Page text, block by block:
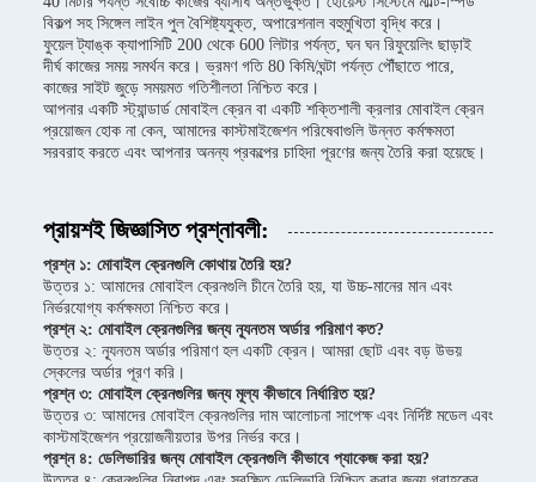
বিকল্প সহ সিঙ্গেল লাইন পুল বৈশিষ্ট্যযুক্ত, অপারেশনাল বহুমুখিতা বৃদ্ধি করে।
ফুয়েল ট্যাঙ্ক ক্যাপাসিটি 200 থেকে 600 লিটার পর্যন্ত, ঘন ঘন রিফুয়েলিং ছাড়াই
দীর্ঘ কাজের সময় সমর্থন করে। ভ্রমণ গতি 80 কিমি/ঘন্টা পর্যন্ত পৌঁছাতে পারে,
কাজের সাইট জুড়ে সময়মত গতিশীলতা নিশ্চিত করে।
আপনার একটি স্ট্যান্ডার্ড মোবাইল ক্রেন বা একটি শক্তিশালী ক্রলার মোবাইল ক্রেন
প্রয়োজন হোক না কেন, আমাদের কাস্টমাইজেশন পরিষেবাগুলি উন্নত কর্মক্ষমতা
সরবরাহ করতে এবং আপনার অনন্য প্রকল্পের চাহিদা পূরণের জন্য তৈরি করা হয়েছে।
প্রায়শই জিজ্ঞাসিত প্রশ্নাবলী:
প্রশ্ন ১: মোবাইল ক্রেনগুলি কোথায় তৈরি হয়?
উত্তর ১: আমাদের মোবাইল ক্রেনগুলি চীনে তৈরি হয়, যা উচ্চ-মানের মান এবং
নির্ভরযোগ্য কর্মক্ষমতা নিশ্চিত করে।
প্রশ্ন ২: মোবাইল ক্রেনগুলির জন্য ন্যূনতম অর্ডার পরিমাণ কত?
উত্তর ২: ন্যূনতম অর্ডার পরিমাণ হল একটি ক্রেন। আমরা ছোট এবং বড় উভয়
স্কেলের অর্ডার পূরণ করি।
প্রশ্ন ৩: মোবাইল ক্রেনগুলির জন্য মূল্য কীভাবে নির্ধারিত হয়?
উত্তর ৩: আমাদের মোবাইল ক্রেনগুলির দাম আলোচনা সাপেক্ষ এবং নির্দিষ্ট মডেল এবং
কাস্টমাইজেশন প্রয়োজনীয়তার উপর নির্ভর করে।
প্রশ্ন ৪: ডেলিভারির জন্য মোবাইল ক্রেনগুলি কীভাবে প্যাকেজ করা হয়?